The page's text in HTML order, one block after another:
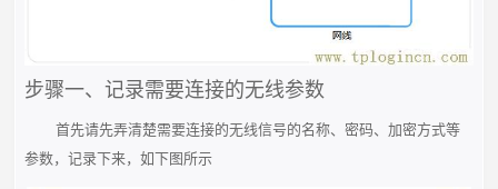
步骤一、记录需要连接的无线参数
首先请先弄清楚需要连接的无线信号的名称、密码、加密方式等
参数，记录下来，如下图所示